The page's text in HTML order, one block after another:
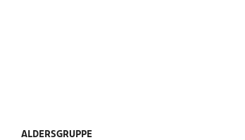
ALDERSGRUPPE